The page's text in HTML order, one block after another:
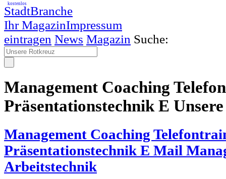
StadtBranche
Ihr MagazinImpressum
kostenlos
eintragen News Magazin Suche:
Management Coaching
Präsentationstechnik E Unsere
Management Coaching
Präsentationstechnik E Mail
Arbeitstechnik